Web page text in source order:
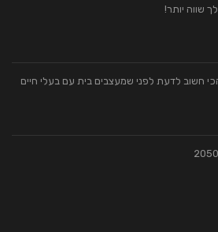
שווה יותר!
חשוב לדעת לפני שמעצבים בית עם בעלי חיים